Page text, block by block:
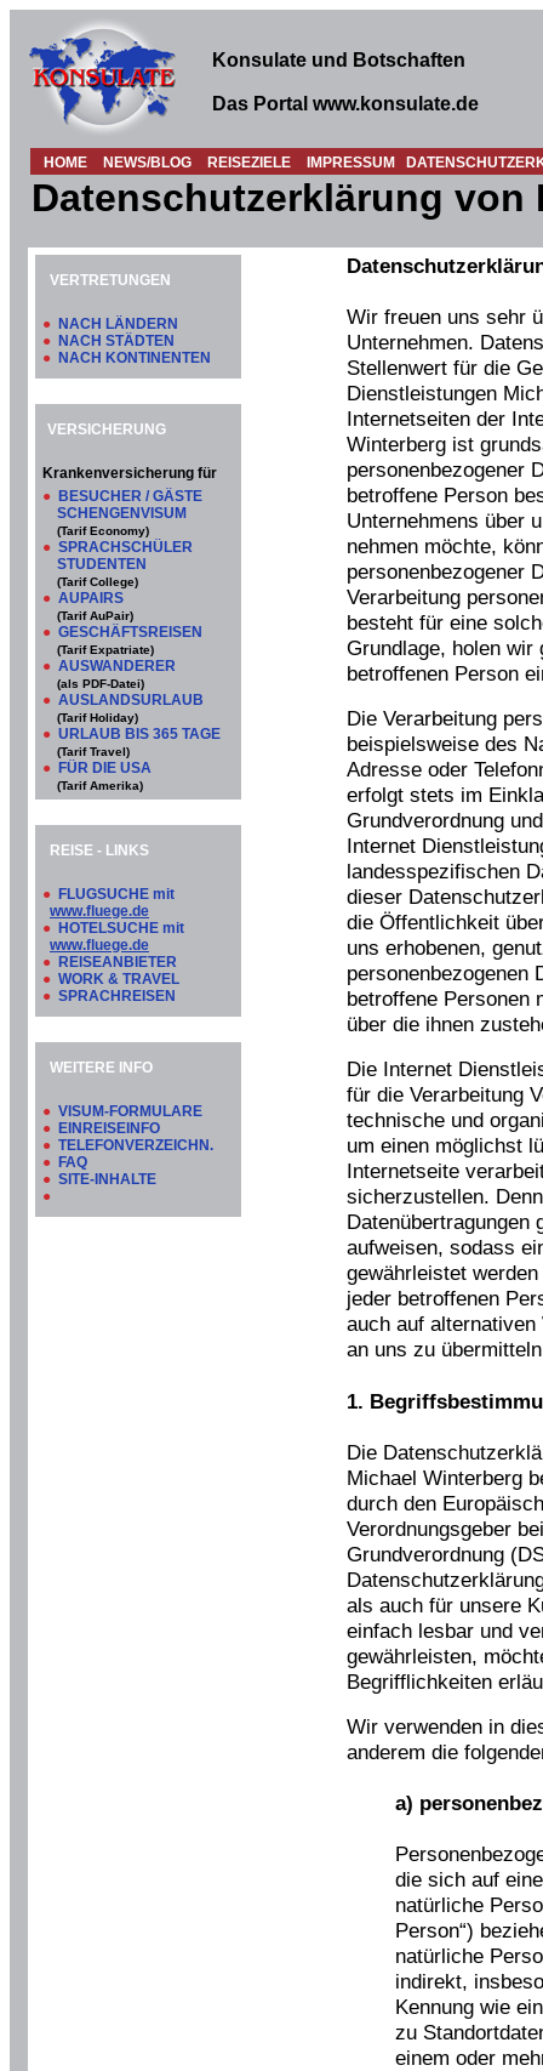
Konsulate und Botschaften
Das Portal www.konsulate.de
HOME NEWS/BLOG REISEZIELE IMPRESSUM
Datenschutzerklärung von
VERTRETUNGEN
● NACH LÄNDERN
● NACH STÄDTEN
● NACH KONTINENTEN
VERSICHERUNG
Krankenversicherung für
● BESUCHER / GÄSTE
SCHENGENVISUM
(Tarif Economy)
● SPRACHSCHÜLER
STUDENTEN
(Tarif College)
● AUPAIRS
(Tarif AuPair)
● GESCHÄFTSREISEN
(Tarif Expatriate)
● AUSWANDERER
(als PDF-Datei)
● AUSLANDSURLAUB
(Tarif Holiday)
● URLAUB BIS 365 TAGE
(Tarif Travel)
● FÜR DIE USA
(Tarif Amerika)
REISE - LINKS
● FLUGSUCHE mit
www.fluege.de
● HOTELSUCHE mit
www.fluege.de
● REISEANBIETER
● WORK & TRAVEL
● SPRACHREISEN
WEITERE INFO
● VISUM-FORMULARE
● EINREISEINFO
● TELEFONVERZEICHN.
● FAQ
● SITE-INHALTE
●
Wir freuen uns sehr
Unternehmen.
Stellenwert für die
Dienstleistungen
Internetseiten der
Winterberg ist
personenbezogener
betroffene Person
Unternehmens über
nehmen möchte,
personenbezogener
Verarbeitung
besteht für eine
Grundlage, holen wir
betroffenen Person
Die Verarbeitung
beispielsweise des
Adresse oder
erfolgt stets im
Grundverordnung
Internet
landesspezifischen
dieser
die Öffentlichkeit
uns erhobenen,
personenbezogenen
betroffene Personen
über die ihnen
Die Internet
für die Verarbeitung
technische und
um einen möglichst
Internetseite
sicherzustellen.
Datenübertragungen
aufweisen, sodass
gewährleistet
jeder betroffenen
auch auf
an uns zu
1.
Die
Michael Winterberg
durch den
Verordnungsgeber
Grundverordnung
als auch für unsere
einfach lesbar und
gewährleisten,
Begrifflichkeiten
Wir verwenden in
anderem die
a)
die sich auf
natürliche
Person“)
natürliche
indirekt,
Kennung wie
zu
einem oder